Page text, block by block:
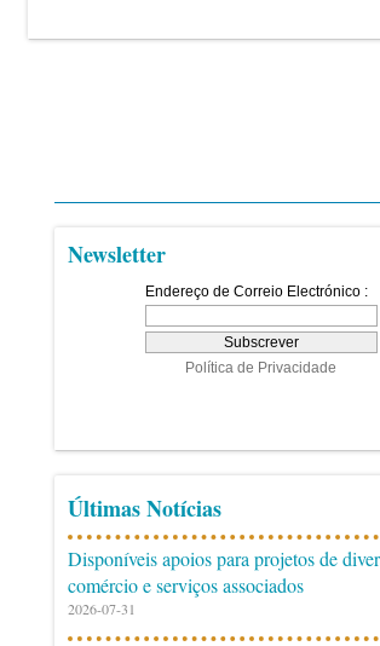
Newsletter
Últimas Notícias
Disponíveis apoios para projetos de
comércio e serviços associados
2026-07-31